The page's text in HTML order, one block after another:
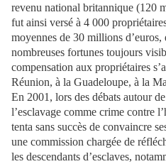
revenu national britannique (120
fut ainsi versé à 4 000
moyennes de 30 millions
nombreuses fortunes toujours
compensation aux propriétaires
Réunion, à la Guadeloupe, à la
En 2001, lors des débats autour
l’esclavage comme crime contre
tenta sans succès de convaincre
une commission chargée de
les descendants d’esclaves,